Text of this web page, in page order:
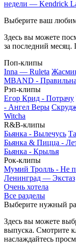
недели — Kendrick
Выберите ваш
Здесь вы можете
за последний месяц.
Поп-клипы
Inna — Ruleta
MBAND -
Рэп-клипы
Егор Крид - Потрачу
- Ангел Веры
Witcha
R&B-клипы
Бьянка - Вылечусь
Бьянка & Пицца -
Бьянка - Крылья
Рок-клипы
Мумий Тролль - Не
Ленинград — Экстаз
Очень хотела
Все разделы
Выберите нужный
Здесь вы можете
выпуска. Смотрите
наслаждайтесь